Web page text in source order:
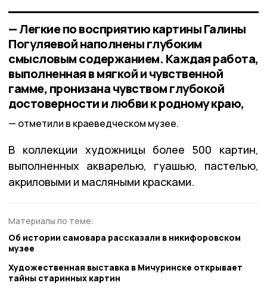
— Легкие по восприятию картины Галины
Погуляевой наполнены глубоким
смысловым содержанием. Каждая работа,
выполненная в мягкой и чувственной
гамме, пронизана чувством глубокой
достоверности и любви к родному краю,
отметили в краеведческом музее.
В коллекции художницы более 500 картин,
выполненных акварелью, гуашью, пастелью,
акриловыми и масляными красками.
Материалы по теме:
Об истории самовара рассказали в никифоровском
музее
Художественная выставка в Мичуринске открывает
тайны старинных картин